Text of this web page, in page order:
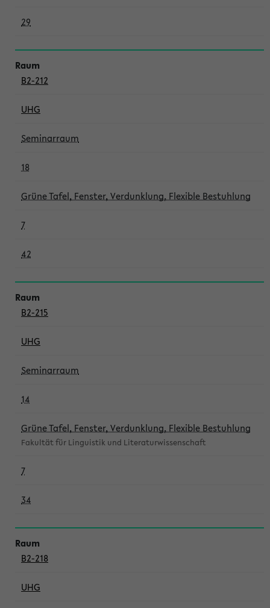
29
B2-212
UHG
Seminarraum
18
Grüne Tafel, Fenster, Verdunklung, Flexible Bestuhlung
7
42
B2-215
UHG
Seminarraum
14
Grüne Tafel, Fenster, Verdunklung, Flexible Bestuhlung
Fakultät für Linguistik und Literaturwissenschaft
7
34
B2-218
UHG